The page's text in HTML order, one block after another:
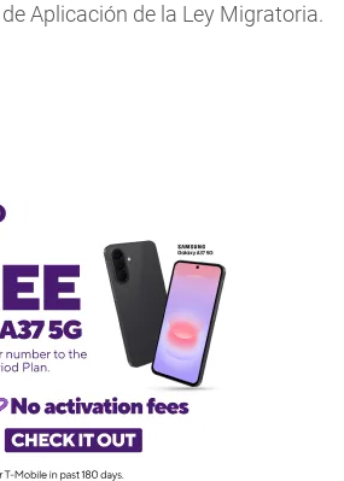
Aplicación de la Ley Migratoria.